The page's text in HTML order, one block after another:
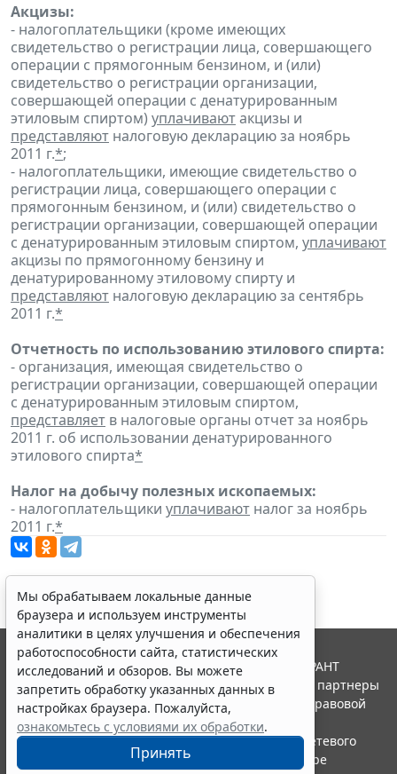
Акцизы:
- налогоплательщики (кроме имеющих
свидетельство о регистрации лица, совершающего
операции с прямогонным бензином, и (или)
свидетельство о регистрации организации,
совершающей операции с денатурированным
этиловым спиртом) уплачиваютакцизы и
представляют налоговую декларацию за ноябрь
2011 г.*;
- налогоплательщики, имеющие свидетельство о
регистрации лица, совершающего операции с
прямогонным бензином, и (или) свидетельство о
регистрации организации, совершающей операции
с денатурированным этиловым спиртом, уплачивают
акцизы по прямогонному бензину и
денатурированному этиловому спирту и
представляют налоговую декларацию за сентябрь
2011 г.*
Отчетность по использованию этилового спирта:
- организация, имеющая свидетельство о
регистрации организации, совершающей операции
с денатурированным этиловым спиртом,
представляет в налоговые органы отчет за ноябрь
2011 г. об использовании денатурированного
этилового спирта*
Налог на добычу полезных ископаемых:
- налогоплательщики уплачивают налог за ноябрь
2011 г.*
Мы обрабатываем локальные данные
браузера и используем инструменты
аналитики в целях улучшения и обеспечения
работоспособности сайта, статистических
исследований и обзоров. Вы можете
запретить обработку указанных данных в
настройках браузера. Пожалуйста,
ознакомьтесь с условиями их обработки.
Принять
© ООО "НПП "ГАРАНТ-СЕРВИС", 2026. Система ГАРАНТ
выпускается с 1990 года. Компания "Гарант" и ее партнеры
являются участниками Российской ассоциации правовой
информации ГАРАНТ.
Портал ГАРАНТ.РУ зарегистрирован в качестве сетевого
издания Федеральной службой по надзору в сфере